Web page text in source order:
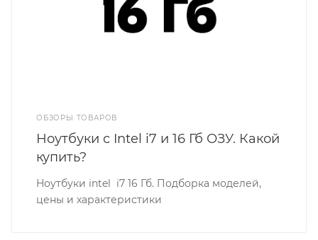
ОБЗОРЫ ТОВАРОВ
Ноутбуки с Intel i7 и 16 Гб ОЗУ. Какой
купить?
Ноутбуки intel i7 16 Гб. Подборка моделей,
цены и характеристики